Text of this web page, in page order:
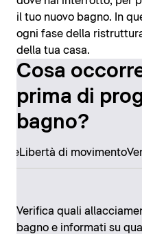
il tuo nuovo bagno. In
ogni fase della
della tua casa.
Cosa
prima di
bagno?
Libertà di movimento
Verifica quali
bagno e informati su